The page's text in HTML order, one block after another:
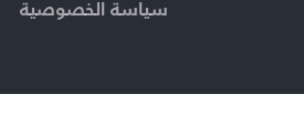
سياسة الخصوصية